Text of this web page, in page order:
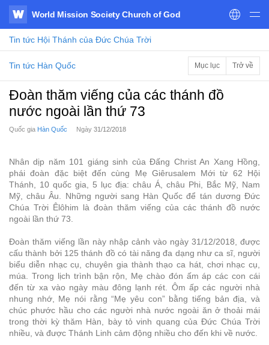
WATV
World Mission Society Church of God
Tin tức Hội Thánh của Đức Chúa Trời
Tin tức Hàn Quốc Mục lục Trở về
Đoàn thăm viếng của các thánh đồ
nước ngoài lần thứ 73
Quốc gia Hàn Quốc Ngày 31/12/2018
Nhân dịp năm 101 giáng sinh của Đấng Christ An Xang Hồng,
phái đoàn đặc biệt đến cùng Mẹ Giêrusalem Mới từ 62 Hội
Thánh, 10 quốc gia, 5 lục địa: châu Á, châu Phi, Bắc Mỹ, Nam
Mỹ, châu Âu. Những người sang Hàn Quốc để tán dương Đức
Chúa Trời Êlôhim là đoàn thăm viếng của các thánh đồ nước
ngoài lần thứ 73.
Đoàn thăm viếng lần này nhập cảnh vào ngày 31/12/2018, được
cấu thành bởi 125 thánh đồ có tài năng đa dạng như ca sĩ, người
biểu diễn nhạc cụ, chuyên gia thành thạo ca hát, chơi nhạc cụ,
múa. Trong lịch trình bận rộn, Mẹ chào đón ấm áp các con cái
đến từ xa vào ngày màu đông lạnh rét. Ôm ấp các người nhà
nhung nhớ, Mẹ nói rằng “Mẹ yêu con” bằng tiếng bản địa, và
chúc phước hầu cho các người nhà nước ngoài ăn ở thoải mái
trong thời kỳ thăm Hàn, bày tỏ vinh quang của Đức Chúa Trời
nhiều, và được Thánh Linh cảm động nhiều cho đến khi về nước.